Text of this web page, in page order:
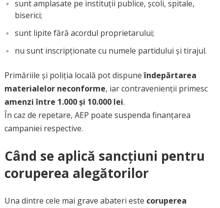
sunt amplasate pe instituții publice, școli, spitale,
biserici;
sunt lipite fără acordul proprietarului;
nu sunt inscripționate cu numele partidului și tirajul.
Primăriile și poliția locală pot dispuneîndepărtarea
materialelor neconforme, iar contravenienții primesc
amenzi între 1.000 și 10.000 lei.
În caz de repetare, AEP poate suspenda finanțarea
campaniei respective.
Când se aplică sancțiuni pentru
coruperea alegătorilor
Una dintre cele mai grave abateri este coruperea